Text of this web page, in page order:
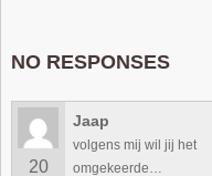
NO RESPONSES
20
Jaap
volgens mij wil jij het
omgekeerde…